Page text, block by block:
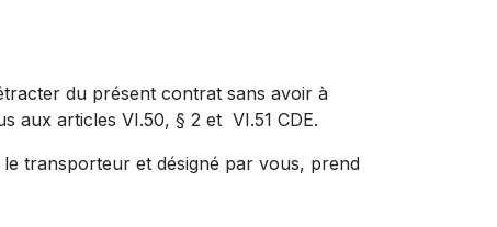
du présent contrat sans avoir à
aux articles VI.50, § 2 et VI.51 CDE.
transporteur et désigné par vous, prend